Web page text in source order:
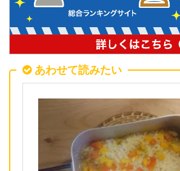
あわせて読みたい